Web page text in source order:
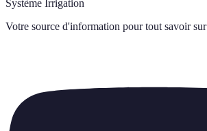
Système Irrigation
Votre source d'information pour tout savoir sur